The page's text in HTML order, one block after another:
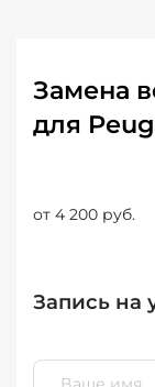
Замена
для
от 4 200 руб.
Запись на